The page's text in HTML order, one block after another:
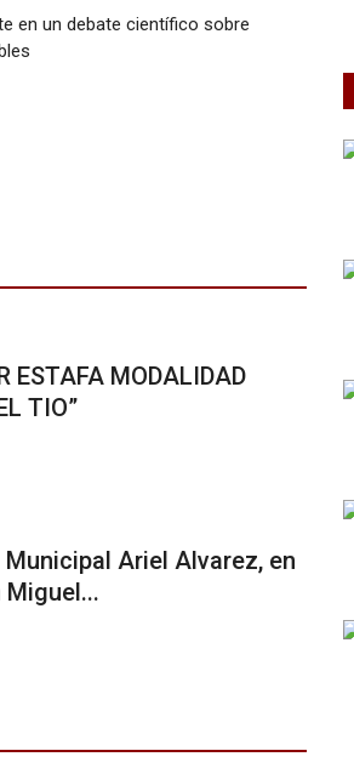
en un debate científico sobre
ESTAFA MODALIDAD
TIO”
Ariel Alvarez, en